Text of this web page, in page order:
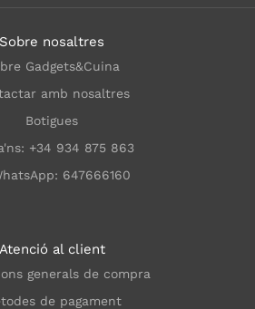
Sobre nosaltres
Gadgets&Cuina
amb nosaltres
Botigues
+34 934 875 863
647666160
Atenció al client
generals de compra
de pagament